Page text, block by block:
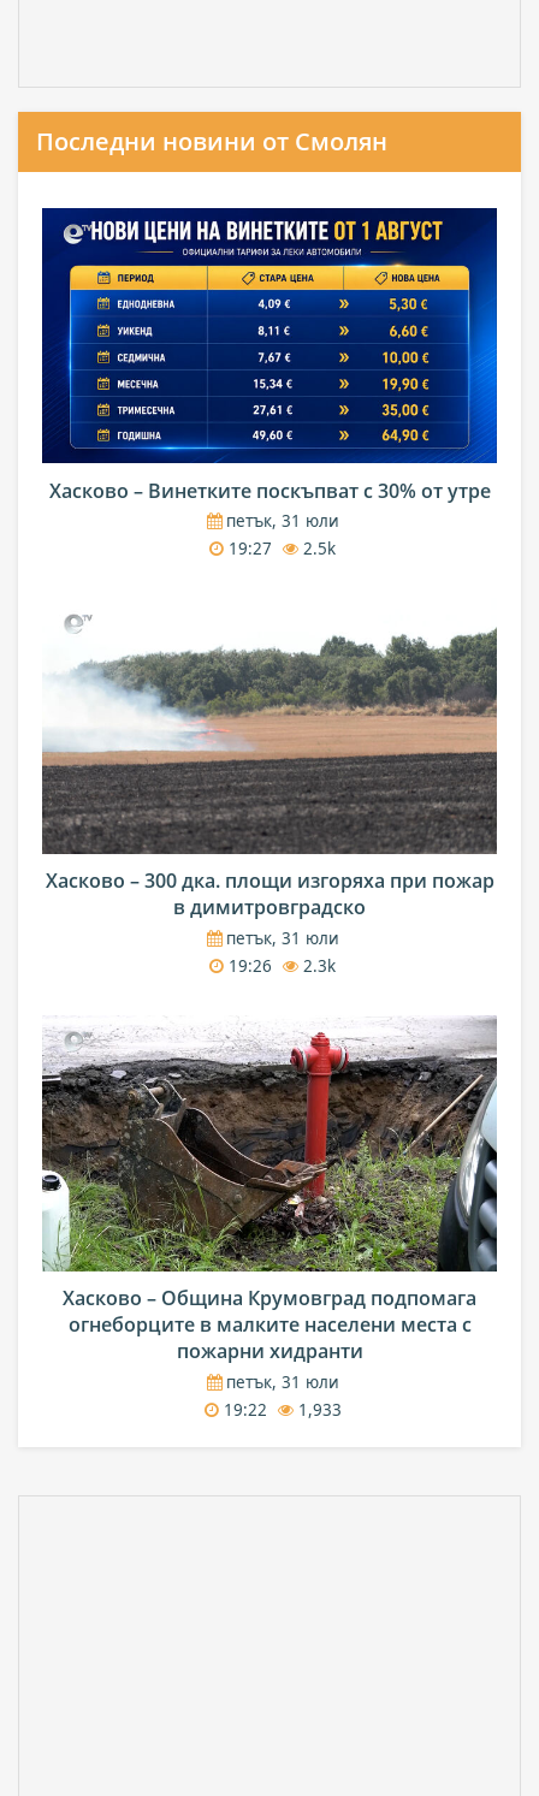
Последни новини от Смолян
Хасково – Винетките поскъпват с 30% от утре
петък, 31 юли
19:27
2.5k
Хасково – 300 дка. площи изгоряха при пожар
в димитровградско
петък, 31 юли
19:26
2.3k
Хасково – Община Крумовград подпомага
огнеборците в малките населени места с
пожарни хидранти
петък, 31 юли
19:22
1,933